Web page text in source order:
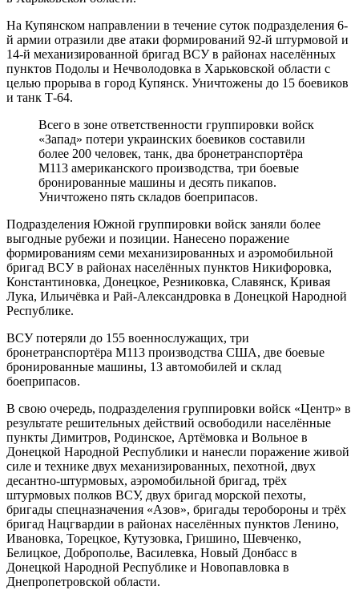
На Купянском направлении в течение суток подразделения 6-
й армии отразили две атаки формирований 92-й штурмовой и
14-й механизированной бригад ВСУ в районах населённых
пунктов Подолы и Нечволодовка в Харьковской области с
целью прорыва в город Купянск. Уничтожены до 15 боевиков
и танк Т-64.
Всего в зоне ответственности группировки войск
«Запад» потери украинских боевиков составили
более 200 человек, танк, два бронетранспортёра
М113 американского производства, три боевые
бронированные машины и десять пикапов.
Уничтожено пять складов боеприпасов.
Подразделения Южной группировки войск заняли более
выгодные рубежи и позиции. Нанесено поражение
формированиям семи механизированных и аэромобильной
бригад ВСУ в районах населённых пунктов Никифоровка,
Константиновка, Донецкое, Резниковка, Славянск, Кривая
Лука, Ильичёвка и Рай-Александровка в Донецкой Народной
Республике.
ВСУ потеряли до 155 военнослужащих, три
бронетранспортёра М113 производства США, две боевые
бронированные машины, 13 автомобилей и склад
боеприпасов.
В свою очередь, подразделения группировки войск «Центр» в
результате решительных действий освободили населённые
пункты Димитров, Родинское, Артёмовка и Вольное в
Донецкой Народной Республики и нанесли поражение живой
силе и технике двух механизированных, пехотной, двух
десантно-штурмовых, аэромобильной бригад, трёх
штурмовых полков ВСУ, двух бригад морской пехоты,
бригады спецназначения «Азов», бригады теробороны и трёх
бригад Нацгвардии в районах населённых пунктов Ленино,
Ивановка, Торецкое, Кутузовка, Гришино, Шевченко,
Белицкое, Доброполье, Василевка, Новый Донбасс в
Донецкой Народной Республике и Новопавловка в
Днепропетровской области.